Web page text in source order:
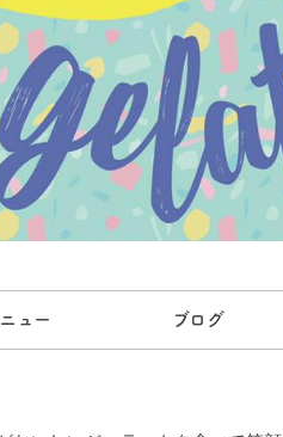
ニュー ブログ